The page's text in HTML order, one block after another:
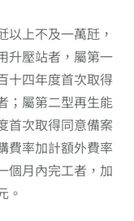
以上不及一萬瓩，
升壓站者，屬第一
十四年度首次取得
；屬第二型再生能
首次取得同意備案
費率加計額外費率
個月內完工者，加
。